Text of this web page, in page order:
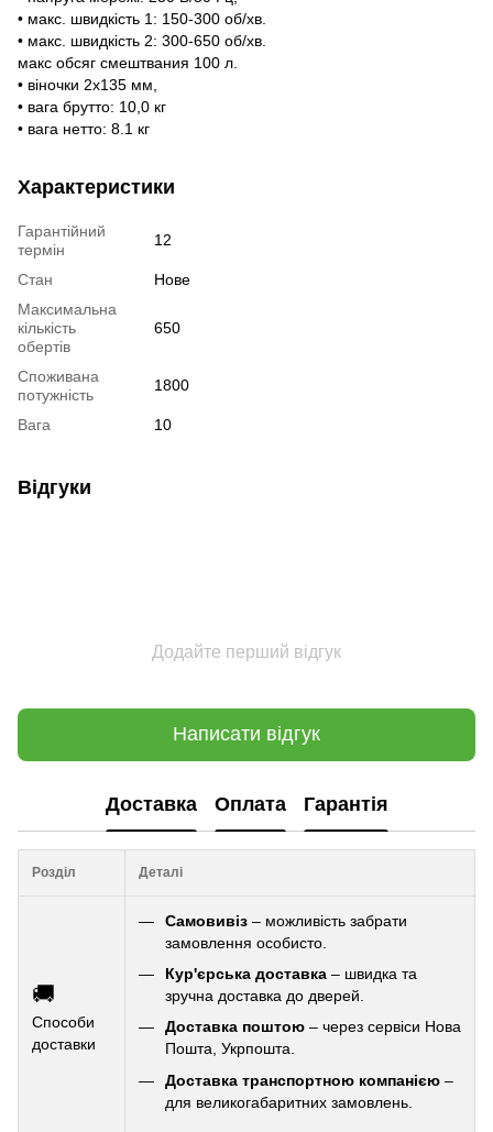
• макс. швидкість 1: 150-300 об/хв.
• макс. швидкість 2: 300-650 об/хв.
макс обсяг смештвания 100 л.
• віночки 2х135 мм,
• вага брутто: 10,0 кг
• вага нетто: 8.1 кг
Характеристики
Гарантійний
термін
12
Стан
Нове
Максимальна
кількість
обертів
650
Споживана
потужність
1800
Вага 10
Відгуки
Додайте перший відгук
Написати відгук
Доставка Оплата Гарантія
Розділ Деталі
🚚
Способи
доставки
Самовивіз – можливість забрати
замовлення особисто.
Кур'єрська доставка – швидка та
зручна доставка до дверей.
Доставка поштою – через сервіси Нова
Пошта, Укрпошта.
Доставка транспортною компанією –
для великогабаритних замовлень.